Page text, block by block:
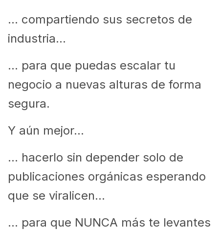
... compartiendo sus secretos de
industria...
... para que puedas escalar tu
negocio a nuevas alturas de forma
segura.
Y aún mejor...
... hacerlo sin depender solo de
publicaciones orgánicas esperando
que se viralicen...
... para que NUNCA más te levantes